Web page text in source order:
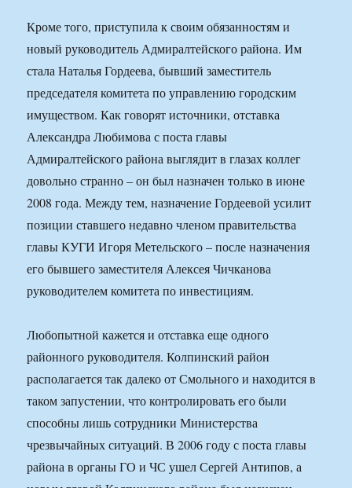
Кроме того, приступила к своим обязанностям и
новый руководитель Адмиралтейского района. Им
стала Наталья Гордеева, бывший заместитель
председателя комитета по управлению городским
имуществом. Как говорят источники, отставка
Александра Любимова с поста главы
Адмиралтейского района выглядит в глазах коллег
довольно странно – он был назначен только в июне
2008 года. Между тем, назначение Гордеевой усилит
позиции ставшего недавно членом правительства
главы КУГИ Игоря Метельского – после назначения
его бывшего заместителя Алексея Чичканова
руководителем комитета по инвестициям.
Любопытной кажется и отставка еще одного
районного руководителя. Колпинский район
располагается так далеко от Смольного и находится в
таком запустении, что контролировать его были
способны лишь сотрудники Министерства
чрезвычайных ситуаций. В 2006 году с поста главы
района в органы ГО и ЧС ушел Сергей Антипов, а